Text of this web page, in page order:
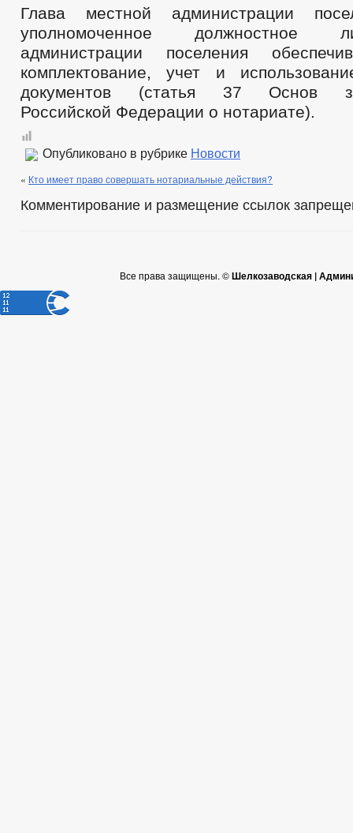
Глава местной администрации
уполномоченное должностное
администрации поселения
комплектование, учет и
документов (статья 37 Основ
Российской Федерации о нотариате).
Опубликовано в рубрике Новости
« Кто имеет право совершать нотариальные действия?
Комментирование и размещение ссылок
Все права защищены. ©Шелкозаводская |